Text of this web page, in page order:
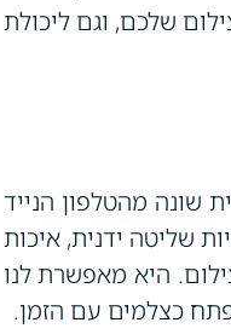
שלכם, וגם ליכולת
שונה מהטלפון הנייד
שליטה ידנית, איכות
היא מאפשרת לנו
כצלמים עם הזמן.